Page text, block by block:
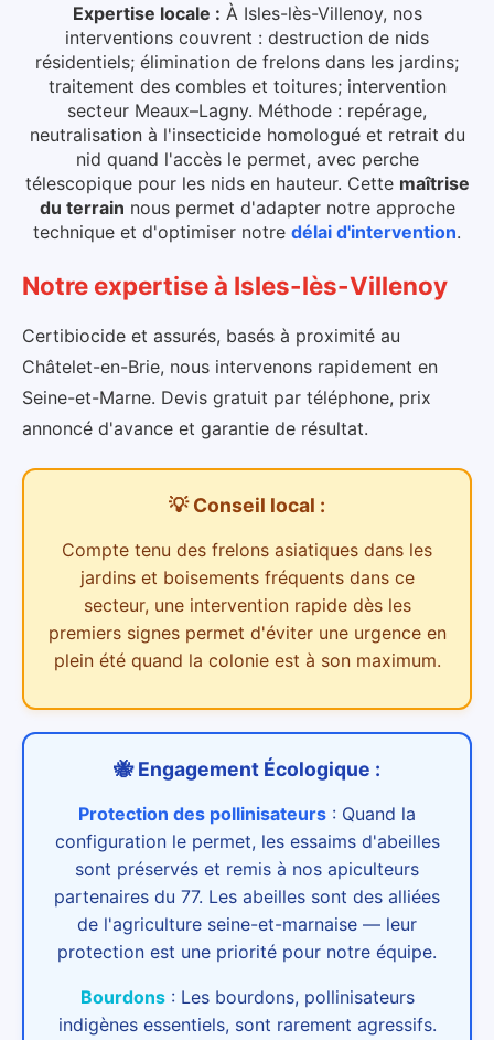
Expertise locale : À Isles-lès-Villenoy, nos
interventions couvrent : destruction de nids
résidentiels; élimination de frelons dans les jardins;
traitement des combles et toitures; intervention
secteur Meaux–Lagny. Méthode : repérage,
neutralisation à l'insecticide homologué et retrait du
nid quand l'accès le permet, avec perche
télescopique pour les nids en hauteur. Cette maîtrise
du terrain nous permet d'adapter notre approche
technique et d'optimiser notre délai d'intervention.
Notre expertiseà Isles-lès-Villenoy
Certibiocide et assurés, basés à proximité au
Châtelet-en-Brie, nous intervenons rapidement en
Seine-et-Marne. Devis gratuit par téléphone, prix
annoncé d'avance et garantie de résultat.
💡 Conseil local :
Compte tenu des frelons asiatiques dans les
jardins et boisements fréquents dans ce
secteur, une intervention rapide dès les
premiers signes permet d'éviter une urgence en
plein été quand la colonie est à son maximum.
🐝 Engagement Écologique :
Protection des pollinisateurs : Quand la
configuration le permet, les essaims d'abeilles
sont préservés et remis à nos apiculteurs
partenaires du 77. Les abeilles sont des alliées
de l'agriculture seine-et-marnaise — leur
protection est une priorité pour notre équipe.
Bourdons : Les bourdons, pollinisateurs
indigènes essentiels, sont rarement agressifs.